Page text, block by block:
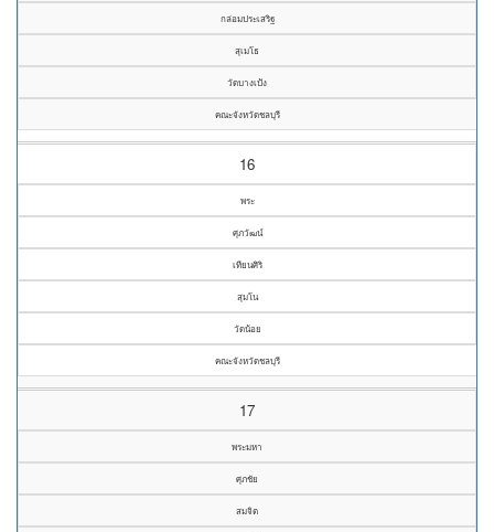
กล่อมประเสริฐ
สุเมโธ
วัดบางเป้ง
คณะจังหวัดชลบุรี
16
พระ
ศุภวัฒน์
เทียนศิริ
สุมโน
วัดน้อย
คณะจังหวัดชลบุรี
17
พระมหา
ศุภชัย
สมจิต